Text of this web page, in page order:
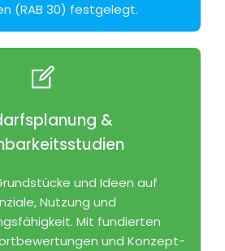
(RAB 30) festgelegt.
&
und Ideen auf
Nutzung und
Mit fundierten
und Konzept­